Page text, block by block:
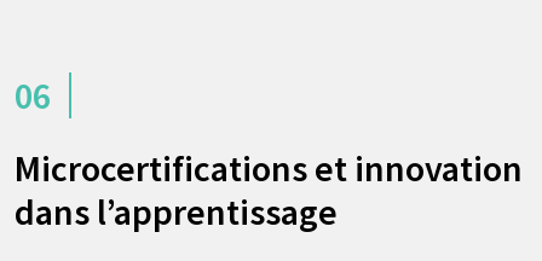
06
Microcertifications et innovation
dans l’apprentissage